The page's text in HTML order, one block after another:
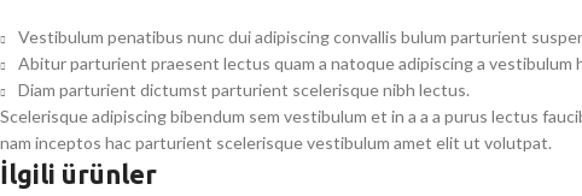
Vestibulum penatibus nunc dui adipiscing convallis bulum parturient
Abitur parturient praesent lectus quam a natoque adipiscing a vestibulum
Diam parturient dictumst parturient scelerisque nibh lectus.
Scelerisque adipiscing bibendum sem vestibulum et in a a a purus lectus
nam inceptos hac parturient scelerisque vestibulum amet elit ut volutpat.
İlgili ürünler